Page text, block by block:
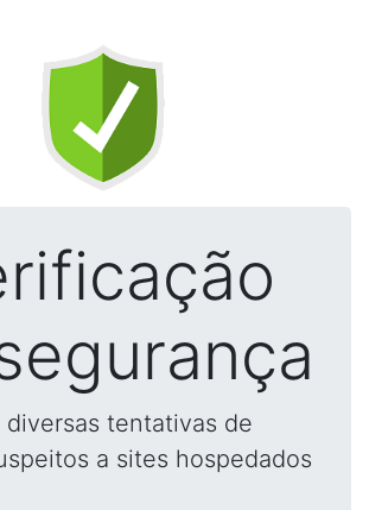
diversas tentativas de
a sites hospedados